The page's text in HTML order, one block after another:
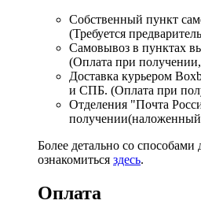
Собственный пункт
(Требуется
Самовывоз в пунктах
(Оплата при
Доставка курьером
и СПБ. (Оплата при
Отделения "Почта
Более детально со
ознакомиться здесь.
Оплата